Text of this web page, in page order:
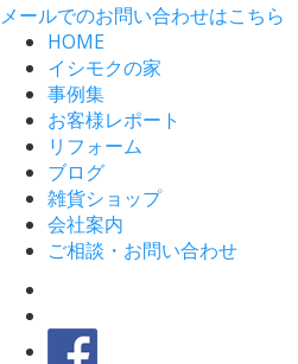
メールでのお問い合わせはこちら
HOME
イシモクの家
事例集
お客様レポート
リフォーム
ブログ
雑貨ショップ
会社案内
ご相談・お問い合わせ